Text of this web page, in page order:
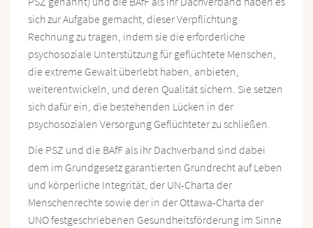
sich zur Aufgabe gemacht, dieser Verpflichtung
Rechnung zu tragen, indem sie die erforderliche
psychosoziale Unterstützung für geflüchtete Menschen,
die extreme Gewalt überlebt haben, anbieten,
weiterentwickeln, und deren Qualität sichern. Sie setzen
sich dafür ein, die bestehenden Lücken in der
psychosozialen Versorgung Geflüchteter zu schließen.
Die PSZ und die BAfF als ihr Dachverband sind dabei
dem im Grundgesetz garantierten Grundrecht auf Leben
und körperliche Integrität, der UN-Charta der
Menschenrechte sowie der in der Ottawa-Charta der
UNO festgeschriebenen Gesundheitsförderung im Sinne